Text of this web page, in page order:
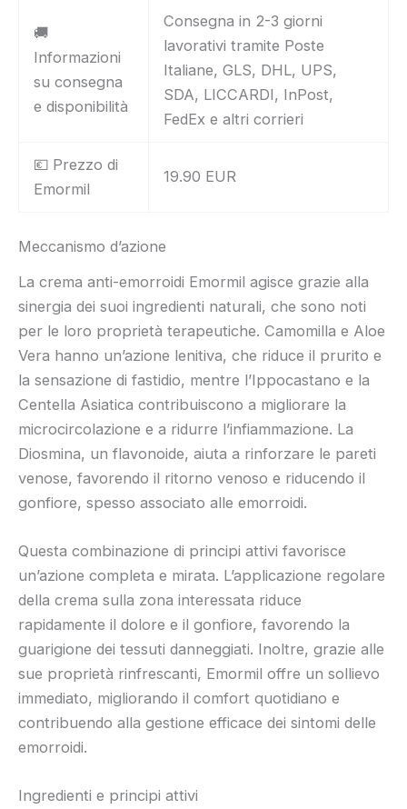
🚚
Informazioni
su consegna
e disponibilità
Consegna in 2-3 giorni
lavorativi tramite Poste
Italiane, GLS, DHL, UPS,
SDA, LICCARDI, InPost,
FedEx e altri corrieri
💶 Prezzo di
Emormil
19.90 EUR
Meccanismo d’azione
La crema anti-emorroidi Emormil agisce grazie alla
sinergia dei suoi ingredienti naturali, che sono noti
per le loro proprietà terapeutiche. Camomilla e Aloe
Vera hanno un’azione lenitiva, che riduce il prurito e
la sensazione di fastidio, mentre l’Ippocastano e la
Centella Asiatica contribuiscono a migliorare la
microcircolazione e a ridurre l’infiammazione. La
Diosmina, un flavonoide, aiuta a rinforzare le pareti
venose, favorendo il ritorno venoso e riducendo il
gonfiore, spesso associato alle emorroidi.
Questa combinazione di principi attivi favorisce
un’azione completa e mirata. L’applicazione regolare
della crema sulla zona interessata riduce
rapidamente il dolore e il gonfiore, favorendo la
guarigione dei tessuti danneggiati. Inoltre, grazie alle
sue proprietà rinfrescanti, Emormil offre un sollievo
immediato, migliorando il comfort quotidiano e
contribuendo alla gestione efficace dei sintomi delle
emorroidi.
Ingredienti e principi attivi